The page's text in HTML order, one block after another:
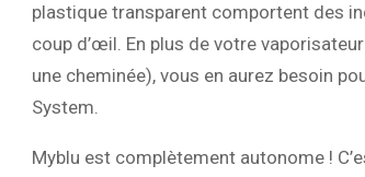
plastique transparent comportent des
coup d’œil. En plus de votre
une cheminée), vous en aurez besoin
System.
Myblu est complètement autonome !